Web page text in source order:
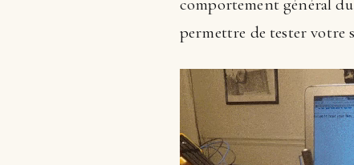
comportement général
permettre de tester votre